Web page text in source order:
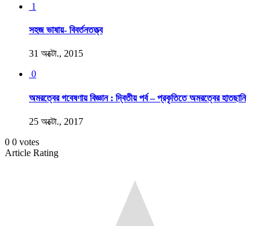
1
সহজ ভাষায়- বিবর্তনতত্ত্ব
31 অক্টো., 2015
0
অমরত্বের গবেষণায় বিজ্ঞান : দ্বিতীয় পর্ব – প্রকৃতিতে অমরত্বের হাতছানি
25 অক্টো., 2017
0 0 votes
Article Rating